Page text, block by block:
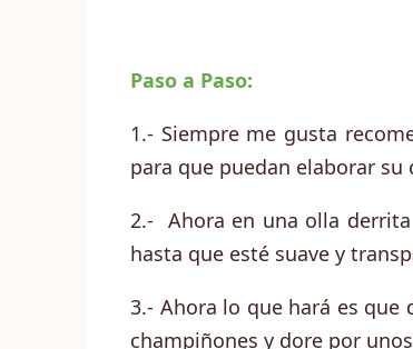
Paso a Paso:
1.- Siempre me gusta
para que puedan elaborar
2.- Ahora en una olla
hasta que esté suave y
3.- Ahora lo que hará es
champiñones y dore por